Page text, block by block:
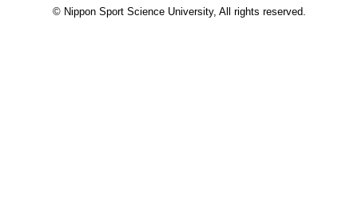
© Nippon Sport Science University, All rights reserved.